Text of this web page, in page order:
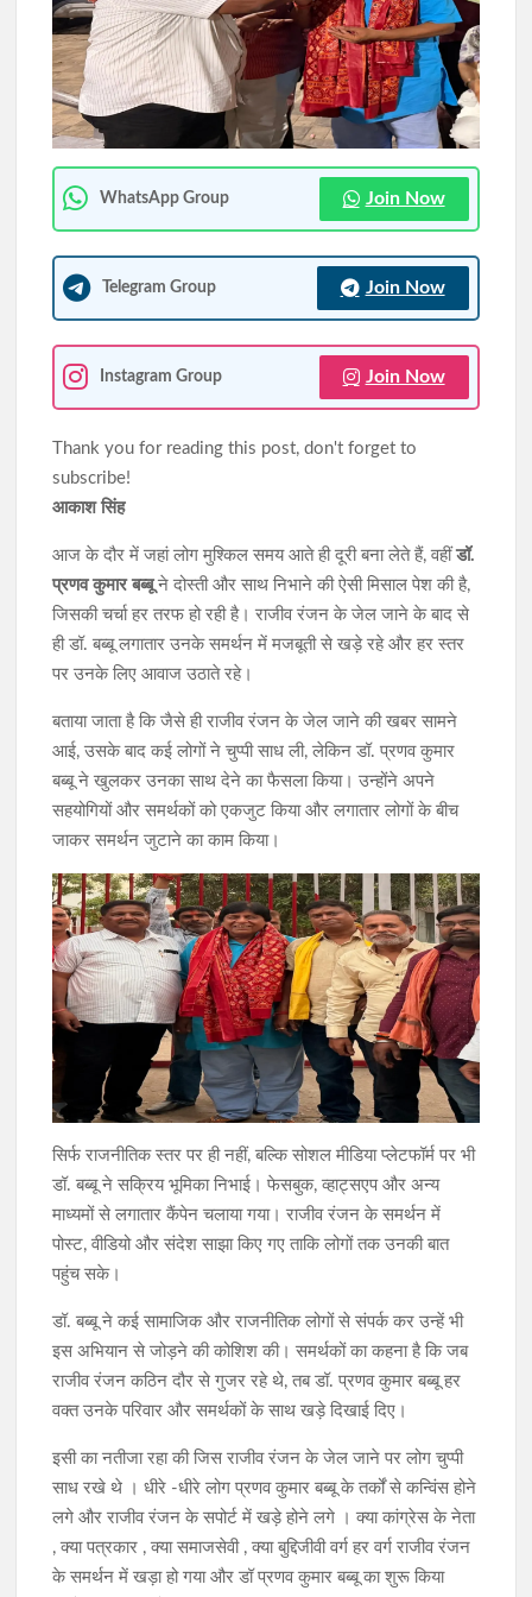
77वें राज्यव्यापी वन महोत्सव में मुख्यमंत्री हेमन्त सोरेन का संदेश, बोले- जल,
जंगल और जमीन का संरक्षण ही समृद्ध झारखंड की कुंजी
मुख्यमंत्री हेमन्त सोरेन को ब्रह्माकुमारी बहनों ने बांधी राखी, दिया प्रेम, सद्भाव
WhatsApp Group Join Now
Telegram Group Join Now
Instagram Group Join Now
Thank you for reading this post, don't forget to
subscribe!
आकाश सिंह
आज के दौर में जहां लोग मुश्किल समय आते ही दूरी बना लेते हैं, वहींडॉ.
प्रणव कुमार बब्बूने दोस्ती और साथ निभाने की ऐसी मिसाल पेश की है,
जिसकी चर्चा हर तरफ हो रही है। राजीव रंजन के जेल जाने के बाद से
ही डॉ. बब्बू लगातार उनके समर्थन में मजबूती से खड़े रहे और हर स्तर
पर उनके लिए आवाज उठाते रहे।
बताया जाता है कि जैसे ही राजीव रंजन के जेल जाने की खबर सामने
आई, उसके बाद कई लोगों ने चुप्पी साध ली, लेकिन डॉ. प्रणव कुमार
बब्बू ने खुलकर उनका साथ देने का फैसला किया। उन्होंने अपने
सहयोगियों और समर्थकों को एकजुट किया और लगातार लोगों के बीच
जाकर समर्थन जुटाने का काम किया।
सिर्फ राजनीतिक स्तर पर ही नहीं, बल्कि सोशल मीडिया प्लेटफॉर्म पर भी
डॉ. बब्बू ने सक्रिय भूमिका निभाई। फेसबुक, व्हाट्सएप और अन्य
माध्यमों से लगातार कैंपेन चलाया गया। राजीव रंजन के समर्थन में
पोस्ट, वीडियो और संदेश साझा किए गए ताकि लोगों तक उनकी बात
पहुंच सके।
डॉ. बब्बू ने कई सामाजिक और राजनीतिक लोगों से संपर्क कर उन्हें भी
इस अभियान से जोड़ने की कोशिश की। समर्थकों का कहना है कि जब
राजीव रंजन कठिन दौर से गुजर रहे थे, तब डॉ. प्रणव कुमार बब्बू हर
वक्त उनके परिवार और समर्थकों के साथ खड़े दिखाई दिए।
इसी का नतीजा रहा की जिस राजीव रंजन के जेल जाने पर लोग चुप्पी
साध रखे थे । धीरे -धीरे लोग प्रणव कुमार बब्बू के तर्कों से कन्विंस होने
लगे और राजीव रंजन के सपोर्ट में खड़े होने लगे । क्या कांग्रेस के नेता
, क्या पत्रकार , क्या समाजसेवी , क्या बुद्दिजीवी वर्ग हर वर्ग राजीव रंजन
के समर्थन में खड़ा हो गया और डॉ प्रणव कुमार बब्बू का शुरू किया